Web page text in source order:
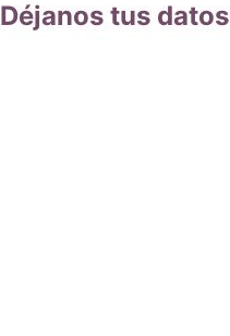
Déjanos tus datos